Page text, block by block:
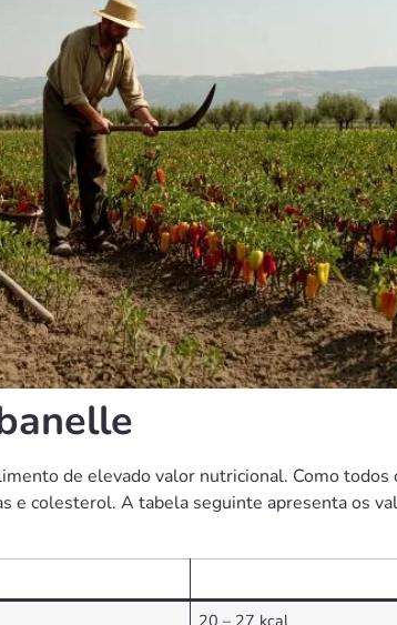
de elevado valor nutricional. Como
e colesterol. A tabela seguinte apresenta os